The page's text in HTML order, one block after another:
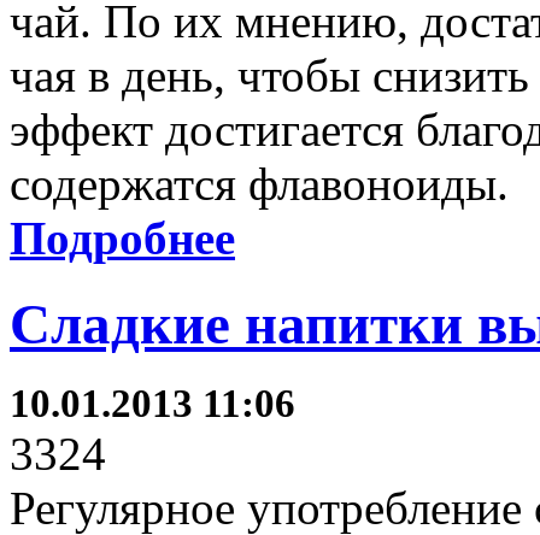
чай. По их мнению,
чая в день, чтобы
эффект достигается
содержатся флавоноиды.
Подробнее
Сладкие напитки
10.01.2013 11:06
3324
Регулярное